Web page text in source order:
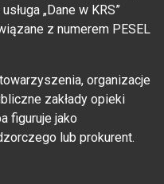
„Dane w KRS”
z numerem PESEL
organizacje
zakłady opieki
figuruje jako
lub prokurent.